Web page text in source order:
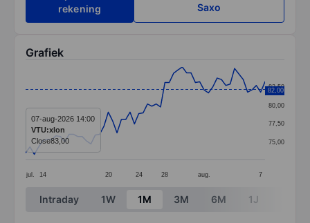
rekening
Saxo
Grafiek
Line chart with 56 data points.
The chart has 1 X axis displaying categories.
The chart has 1 Y axis displaying values. Data
jul. 14 20 24 28 aug. 7
75,00
77,50
80,00
82,50
82,00
07-aug-2026 14:00
VTU:xlon
Close83,00
End of interactive chart.
Intraday 1W 1M 3M 6M 1J